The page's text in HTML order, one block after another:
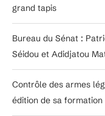
grand tapis
Bureau du Sénat :
Séidou et Adidjatou
Contrôle des armes
édition de sa formation